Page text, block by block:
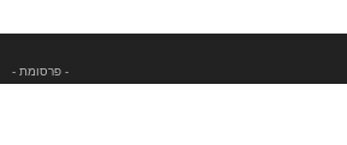
- פרסומת -